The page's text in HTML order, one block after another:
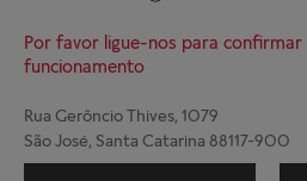
Por favor ligue-nos para
funcionamento
Rua Gerôncio Thives, 1079
São José, Santa Catarina 88117-900